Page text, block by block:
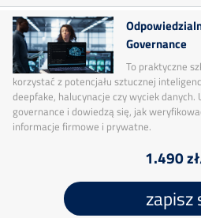
Governance
To praktyczne
korzystać z potencjału sztucznej
deepfake, halucynacje czy wyciek danych.
governance i dowiedzą się, jak
informacje firmowe i prywatne.
1.490
zapisz